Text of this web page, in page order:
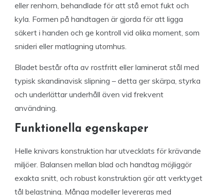
eller renhorn, behandlade för att stå emot fukt och
kyla. Formen på handtagen är gjorda för att ligga
säkert i handen och ge kontroll vid olika moment, som
snideri eller matlagning utomhus.
Bladet består ofta av rostfritt eller laminerat stål med
typisk skandinavisk slipning – detta ger skärpa, styrka
och underlättar underhåll även vid frekvent
användning.
Funktionella egenskaper
Helle knivars konstruktion har utvecklats för krävande
miljöer. Balansen mellan blad och handtag möjliggör
exakta snitt, och robust konstruktion gör att verktyget
tål belastning. Många modeller levereras med